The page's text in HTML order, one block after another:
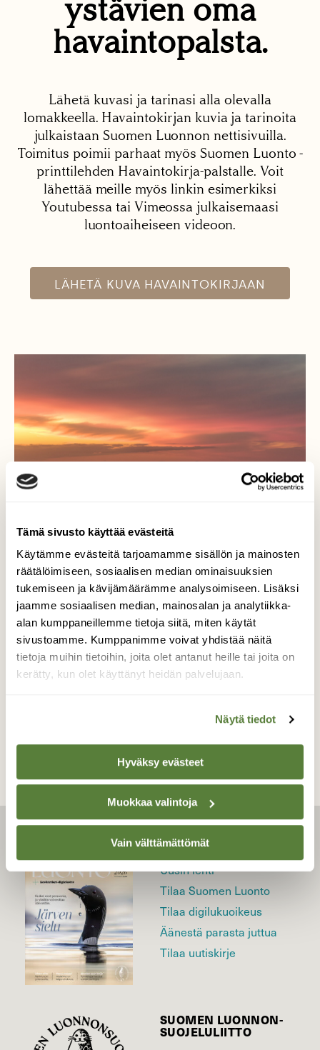
Tämä sivusto käyttää evästeitä
Käytämme evästeitä tarjoamamme sisällön ja mainosten
räätälöimiseen, sosiaalisen median ominaisuuksien
tukemiseen ja kävijämäärämme analysoimiseen. Lisäksi
jaamme sosiaalisen median, mainosalan ja analytiikka-
alan kumppaneillemme tietoja siitä, miten käytät
sivustoamme. Kumppanimme voivat yhdistää näitä
tietoja muihin tietoihin, joita olet antanut heille tai joita on
kerätty, kun olet käyttänyt heidän palvelujaan.
Näytä tiedot
Hyväksy evästeet
Muokkaa valintoja
Vain välttämättömät
ystävien oma
havaintopalsta.
Lähetä kuvasi ja tarinasi alla olevalla
lomakkeella. Havaintokirjan kuvia ja tarinoita
julkaistaan Suomen Luonnon nettisivuilla.
Toimitus poimii parhaat myös Suomen Luonto -
printtilehden Havaintokirja-palstalle. Voit
lähettää meille myös linkin esimerkiksi
Youtubessa tai Vimeossa julkaisemaasi
luontoaiheiseen videoon.
LÄHETÄ KUVA HAVAINTOKIRJAAN
Aurinko maalaa taivaan
Ilta aurinko Päijänteellä.
Valokuvaaja: Markku Saarinen, Vääksy Toukokuu
LEHTI
Uusin lehti
Tilaa Suomen Luonto
Tilaa digilukuoikeus
Äänestä parasta juttua
Tilaa uutiskirje
SUOMEN LUONNON­
SUOJELU­LIITTO